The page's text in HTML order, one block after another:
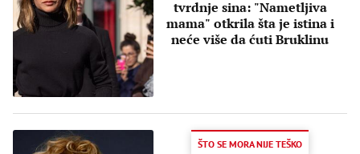
tvrdnje sina: "Nametljiva
mama" otkrila šta je istina i
neće više da ćuti Bruklinu
ŠTO SE MORA NIJE TEŠKO